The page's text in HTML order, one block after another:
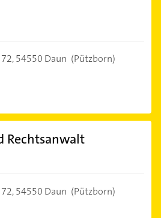
54550 Daun (Pützborn)
Rechtsanwalt
54550 Daun (Pützborn)